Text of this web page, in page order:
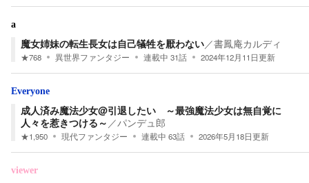
a
魔女姉妹の転生長女は自己犠牲を厭わない／書鳳庵カルディ
★768 異世界ファンタジー 連載中 31話 2024年12月11日更新
Everyone
成人済み魔法少女@引退したい ～最強魔法少女は無自覚に
人々を惹きつける～ ／パンデュ郎
★1,950 現代ファンタジー 連載中 63話 2026年5月18日更新
viewer